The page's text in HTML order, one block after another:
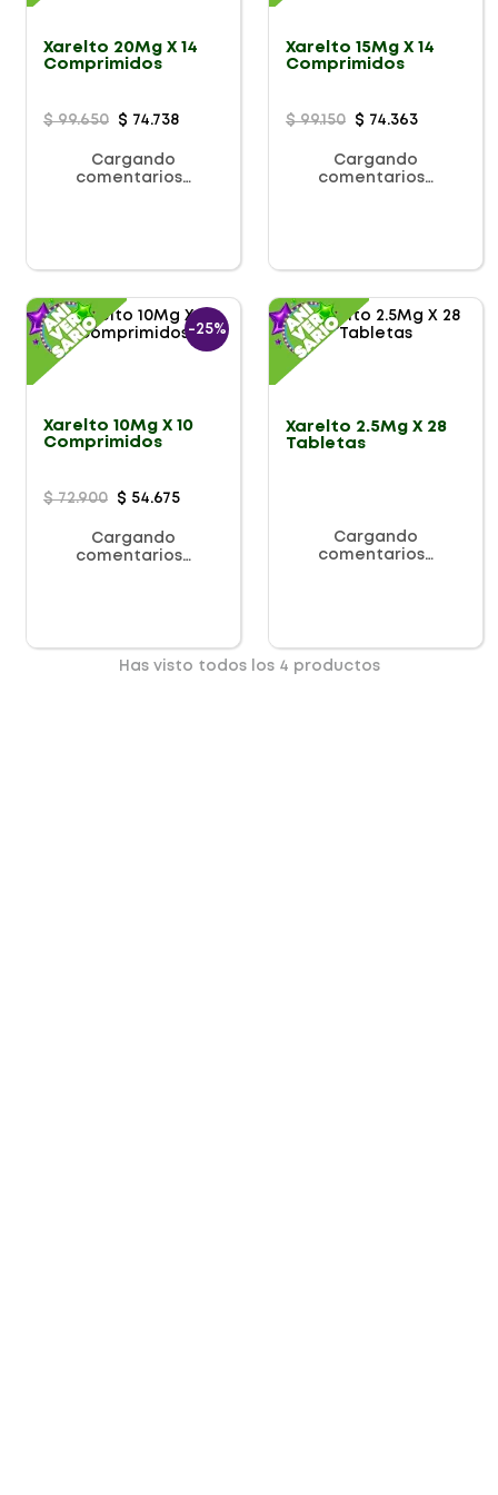
Xarelto 20Mg X 14
Comprimidos
$ 99.650 $ 74.738
Cargando
comentarios…
Xarelto 15Mg X 14
Comprimidos
$ 99.150 $ 74.363
Cargando
comentarios…
-25%
Xarelto 10Mg X 10
Comprimidos
$ 72.900 $ 54.675
Cargando
comentarios…
Xarelto 2.5Mg X 28
Tabletas
Cargando
comentarios…
Has visto todos los 4 productos